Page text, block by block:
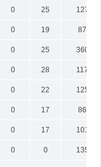
0 25
1278
0 19
870
0 25
3608
0 28
1172
0 22
1250
0 17
867
0 17
1016
0 0 1352